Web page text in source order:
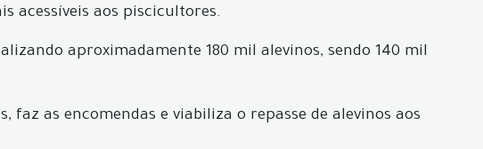
acessíveis aos piscicultores.
aproximadamente 180 mil alevinos, sendo 140 mil
as encomendas e viabiliza o repasse de alevinos aos